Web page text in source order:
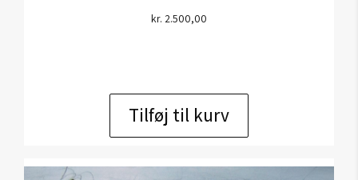
kr. 2.500,00
Tilføj til kurv